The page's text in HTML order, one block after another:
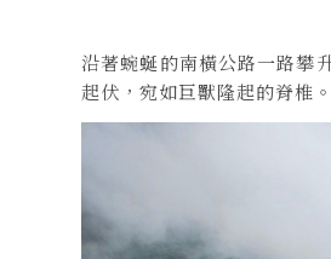
沿著蜿蜒的南橫公路一路攀
起伏，宛如巨獸隆起的脊椎。